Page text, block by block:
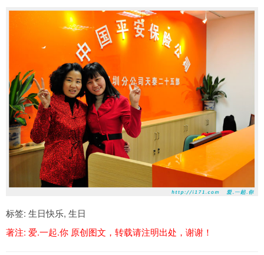
标签: 生日快乐, 生日
著注: 爱.一起.你 原创图文，转载请注明出处，谢谢！